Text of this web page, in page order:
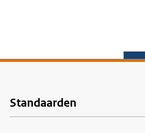
Voet
Standaarden